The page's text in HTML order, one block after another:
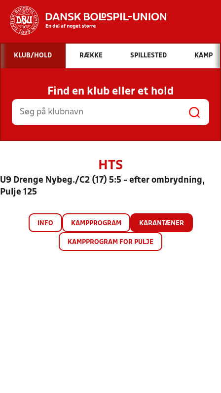
Hvad vil du søge efter?
INDHOLD OG NYHEDER
STILLINGER, RESULTATER, KLUBBER OG
HOLD
KLUB/HOLD RÆKKE SPILLESTED KAMP
Find en klub eller et hold
HTS
U9 Drenge Nybeg./C2 (17) 5:5 - efter ombrydning,
Pulje 125
INFO KAMPPROGRAM KARANTÆNER
KAMPPROGRAM FOR PULJE